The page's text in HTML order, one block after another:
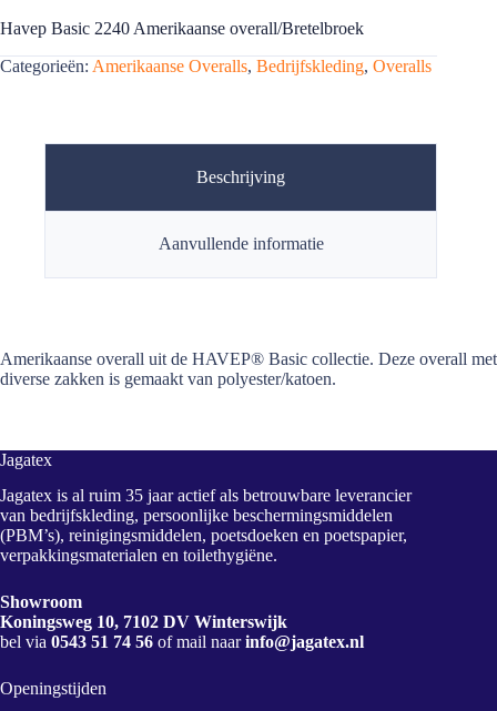
Havep Basic 2240 Amerikaanse overall/Bretelbroek
Categorieën: Amerikaanse Overalls, Bedrijfskleding, Overalls
Beschrijving
Aanvullende informatie
Amerikaanse overall uit de HAVEP® Basic collectie. Deze overall met
diverse zakken is gemaakt van polyester/katoen.
Jagatex
Jagatex is al ruim 35 jaar actief als betrouwbare leverancier
van bedrijfskleding, persoonlijke beschermingsmiddelen
(PBM’s), reinigingsmiddelen, poetsdoeken en poetspapier,
verpakkingsmaterialen en toilethygiëne.
Showroom
Koningsweg 10, 7102 DV Winterswijk
bel via 0543 51 74 56 of mail naarinfo@jagatex.nl
Openingstijden